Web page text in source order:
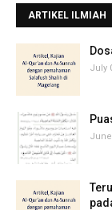
ARTIKEL ILMIAH
July
June